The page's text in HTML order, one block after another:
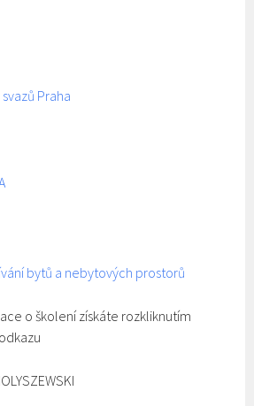
Praha
bytů a nebytových prostorů
o školení získáte rozkliknutím